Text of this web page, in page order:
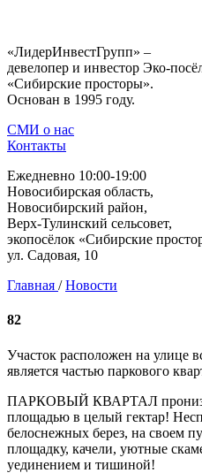
«ЛидерИнвестГрупп» –
девелопер и инвестор Эко-
«Сибирские просторы».
Основан в 1995 году.
СМИ о нас
Контакты
Ежедневно 10:00-19:00
Новосибирская область,
Новосибирский район,
Верх-Тулинский сельсовет,
экопосёлок «Сибирские
ул. Садовая, 10
Главная / Новости
82
Участок расположен на улице
является частью паркового
ПАРКОВЫЙ КВАРТАЛ
площадью в целый гектар!
белоснежных берез, на своем
площадку, качели, уютные
уединением и тишиной!